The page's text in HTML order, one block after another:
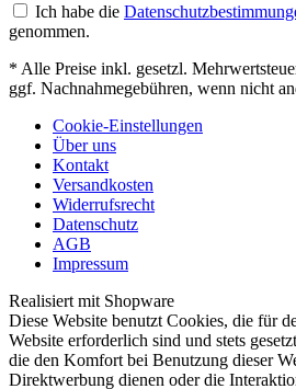
Ich habe die
genommen.
* Alle Preise inkl. gesetzl.
ggf. Nachnahmegebühren, wenn nicht
Cookie-Einstellungen
Über uns
Kontakt
Versandkosten
Widerrufsrecht
Datenschutz
AGB
Impressum
Realisiert mit Shopware
Diese Website benutzt Cookies, die für
Website erforderlich sind und stets
die den Komfort bei Benutzung dieser
Direktwerbung dienen oder die